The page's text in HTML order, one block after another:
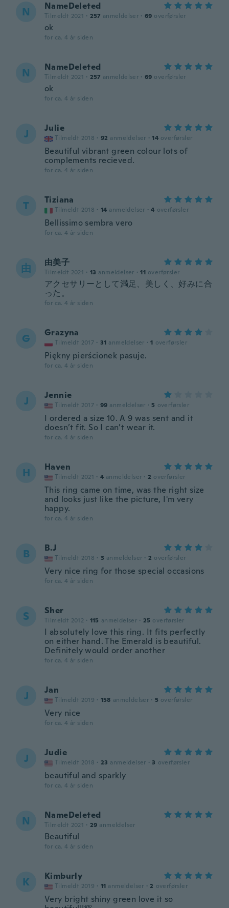
N NameDeleted
Tilmeldt 2021 · 257 anmeldelser · 69 overførsler
ok
for ca. 4 år siden
N NameDeleted
Tilmeldt 2021 · 257 anmeldelser · 69 overførsler
ok
for ca. 4 år siden
J Julie
Tilmeldt 2018 · 92 anmeldelser · 14 overførsler
Beautiful vibrant green colour lots of
complements recieved.
for ca. 4 år siden
T Tiziana
Tilmeldt 2018 · 14 anmeldelser · 4 overførsler
Bellissimo sembra vero
for ca. 4 år siden
由 由美子
Tilmeldt 2021 · 13 anmeldelser · 11 overførsler
アクセサリーとして満足、美しく、好みに合
った。
for ca. 4 år siden
G Grazyna
Tilmeldt 2017 · 31 anmeldelser · 1 overførsler
Piękny pierścionek pasuje.
for ca. 4 år siden
J Jennie
Tilmeldt 2017 · 99 anmeldelser · 5 overførsler
I ordered a size 10. A 9 was sent and it
doesn’t fit. So I can’t wear it.
for ca. 4 år siden
H Haven
Tilmeldt 2021 · 4 anmeldelser · 2 overførsler
This ring came on time, was the right size
and looks just like the picture, I'm very
happy.
for ca. 4 år siden
B B.J
Tilmeldt 2018 · 3 anmeldelser · 2 overførsler
Very nice ring for those special occasions
for ca. 4 år siden
S Sher
Tilmeldt 2012 · 115 anmeldelser · 25 overførsler
I absolutely love this ring. It fits perfectly
on either hand. The Emerald is beautiful.
Definitely would order another
for ca. 4 år siden
J Jan
Tilmeldt 2019 · 158 anmeldelser · 5 overførsler
Very nice
for ca. 4 år siden
J Judie
Tilmeldt 2018 · 23 anmeldelser · 3 overførsler
beautiful and sparkly
for ca. 4 år siden
N NameDeleted
Tilmeldt 2021 · 29 anmeldelser
Beautiful
for ca. 4 år siden
K Kimburly
Tilmeldt 2019 · 11 anmeldelser · 2 overførsler
Very bright shiny green love it so